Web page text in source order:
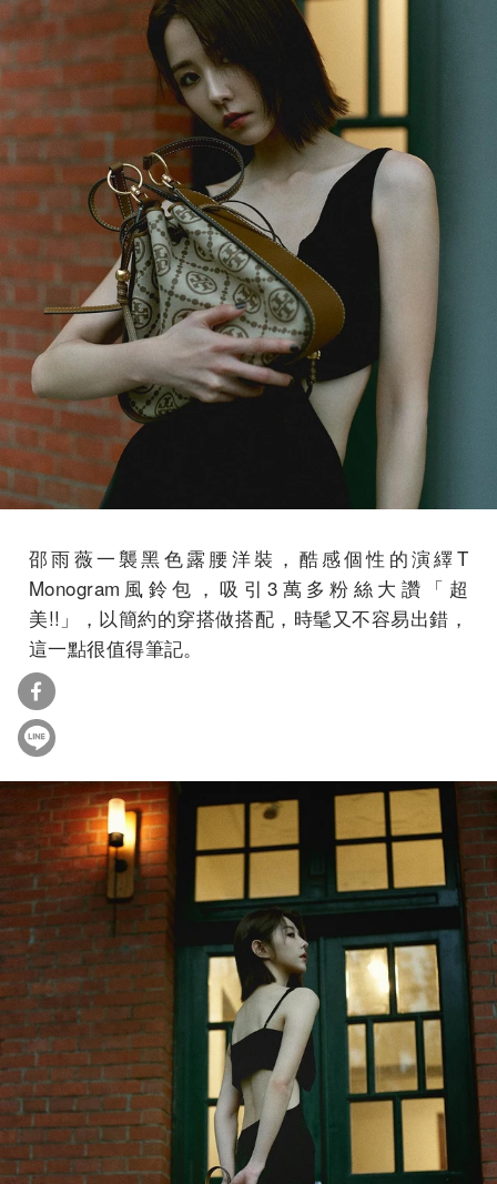
邵雨薇一襲黑色露腰洋裝，酷感個性的演繹T
Monogram風鈴包，吸引3萬多粉絲大讚「超
美!!」，以簡約的穿搭做搭配，時髦又不容易出錯，
這一點很值得筆記。